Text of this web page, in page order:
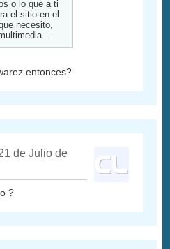
o lo que a ti
el sitio en el
necesito,
entonces?
de Julio de
?